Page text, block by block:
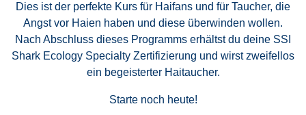
Dies ist der perfekte Kurs für Haifans und für Taucher, die
Angst vor Haien haben und diese überwinden wollen.
Nach Abschluss dieses Programms erhältst du deine SSI
Shark Ecology Specialty Zertifizierung und wirst zweifellos
ein begeisterter Haitaucher.
Starte noch heute!